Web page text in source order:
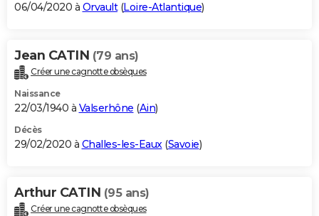
06/04/2020 à Orvault(Loire-Atlantique)
Jean CATIN (79 ans)
Créer une cagnotte obsèques
Naissance
22/03/1940 à Valserhône (Ain)
Décès
29/02/2020 à Challes-les-Eaux(Savoie)
Arthur CATIN (95 ans)
Créer une cagnotte obsèques